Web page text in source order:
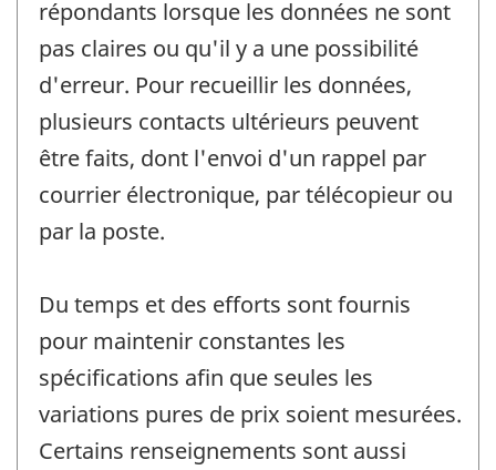
répondants lorsque les données ne sont
pas claires ou qu'il y a une possibilité
d'erreur. Pour recueillir les données,
plusieurs contacts ultérieurs peuvent
être faits, dont l'envoi d'un rappel par
courrier électronique, par télécopieur ou
par la poste.
Du temps et des efforts sont fournis
pour maintenir constantes les
spécifications afin que seules les
variations pures de prix soient mesurées.
Certains renseignements sont aussi